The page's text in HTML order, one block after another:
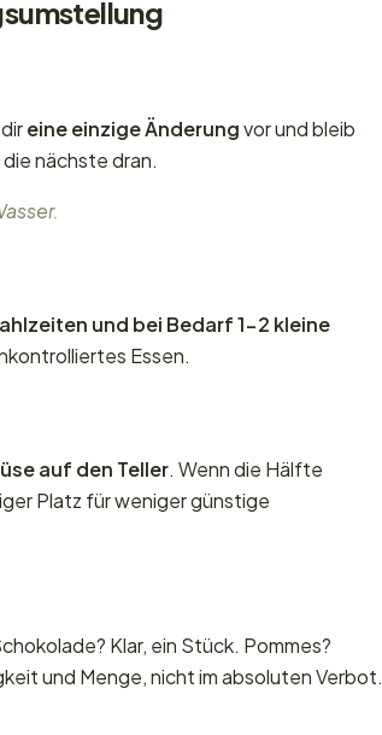
eine einzige Änderungvor und bleib
nächste dran.
und bei Bedarf 1-2 kleine
Essen.
auf den Teller. Wenn die Hälfte
Platz für weniger günstige
Klar, ein Stück. Pommes?
und Menge, nicht im absoluten Verbot.